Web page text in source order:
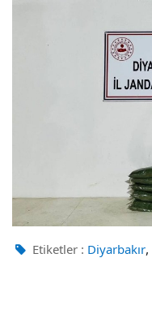
Etiketler : Diyarbakır,